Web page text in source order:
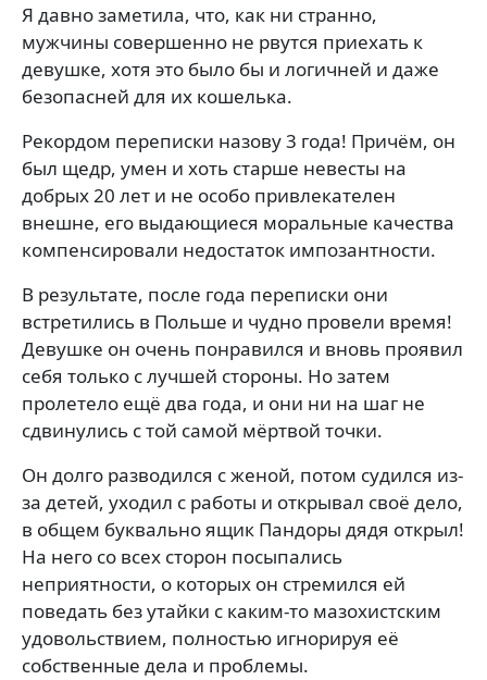
Я давно заметила, что, как ни странно,
мужчины совершенно не рвутся приехать к
девушке, хотя это было бы и логичней и даже
безопасней для их кошелька.
Рекордом переписки назову 3 года! Причём, он
был щедр, умен и хоть старше невесты на
добрых 20 лет и не особо привлекателен
внешне, его выдающиеся моральные качества
компенсировали недостаток импозантности.
В результате, после года переписки они
встретились в Польше и чудно провели время!
Девушке он очень понравился и вновь проявил
себя только с лучшей стороны. Но затем
пролетело ещё два года, и они ни на шаг не
сдвинулись с той самой мёртвой точки.
Он долго разводился с женой, потом судился из-
за детей, уходил с работы и открывал своё дело,
в общем буквально ящик Пандоры дядя открыл!
На него со всех сторон посыпались
неприятности, о которых он стремился ей
поведать без утайки с каким-то мазохистским
удовольствием, полностью игнорируя её
собственные дела и проблемы.